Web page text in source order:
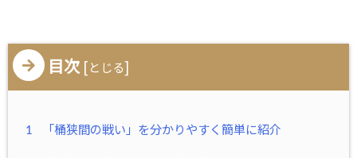
目次 [とじる]
1 「桶狭間の戦い」を分かりやすく簡単に紹介